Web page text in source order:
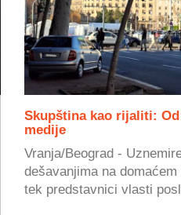
Skupština kao rijaliti:
medije
Vranja/Beograd -
dešavanjima na
tek predstavnici vlasti